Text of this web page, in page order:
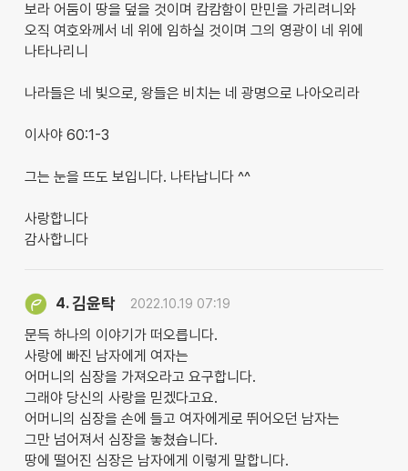
보라 어둠이 땅을 덮을 것이며 캄캄함이 만민을 가리려니와
오직 여호와께서 네 위에 임하실 것이며 그의 영광이 네 위에
나타나리니
나라들은 네 빛으로, 왕들은 비치는 네 광명으로 나아오리라
이사야 60:1-3
그는 눈을 뜨도 보입니다. 나타납니다 ^^
사랑합니다
감사합니다
4.김윤탁 2022.10.19 07:19
문득 하나의 이야기가 떠오릅니다.
사랑에 빠진 남자에게 여자는
어머니의 심장을 가져오라고 요구합니다.
그래야 당신의 사랑을 믿겠다고요.
어머니의 심장을 손에 들고 여자에게로 뛰어오던 남자는
그만 넘어져서 심장을 놓쳤습니다.
땅에 떨어진 심장은 남자에게 이렇게 말합니다.